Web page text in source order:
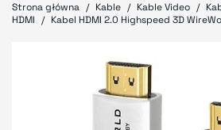
Strona główna Kable Kable Video
HDMI
Kabel HDMI 2.0 Highspeed 3D